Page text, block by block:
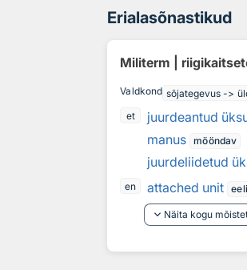
Erialasõnastikud
Militerm |
Valdkond sõjategevus ->
et
juurdeantud
manus mööndav
juurdeliidetud
en
attached unit
keyboard_arrow_down Näita kogu